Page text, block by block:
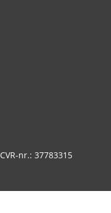
CVR-nr.: 37783315